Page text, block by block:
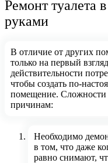
Ремонт туалета
руками
В отличие от других
только на первый
действительности
чтобы создать по-
помещение. Сложности
причинам:
Необходимо
в том, что даже
равно снимают,